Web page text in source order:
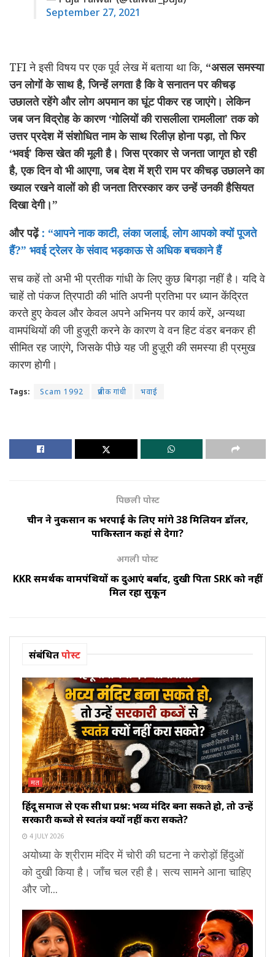
September 27, 2021
TFI ने इसी विषय पर एक पूर्व लेख में बताया था कि, “असल समस्या
उन लोगों के साथ है, जिन्हें लगता है कि वे सनातन पर कीचड़
उछालते रहेंगे और लोग अपमान का घूंट पीकर रह जाएंगे। लेकिन
जब जन विद्रोह के कारण ‘गोलियों की रासलीला रामलीला’ तक को
उत्तर प्रदेश में संशोधित नाम के साथ रिलीज़ होना पड़ा, तो फिर
‘भवई’ किस खेत की मूली है। जिस प्रकार से जनता जागृत हो रही
है, एक दिन वो भी आएगा, जब देश में श्री राम पर कीचड़ उछालने का
ख्याल रखने वालों को ही जनता तिरस्कार कर उन्हें उनकी हैसियत
दिखा देगी।”
और पढ़ें : “आपने नाक काटी, लंका जलाई, लोग आपको क्यों पूजते
हैं?” भवई ट्रेलर के संवाद भड़काऊ से अधिक बचकाने हैं
सच कहें तो अभी भी प्रतीक गांधी के लिए कुछ बिगड़ा नहीं है। यदि वे
चाहें तो पंकज त्रिपाठी की भांति अपनी प्रतिभा पर ध्यान केंद्रित
करते हुए केवल और केवल अपने अभिनय पर कार्य करें, अन्यथा
वामपंथियों की जी हुज़ूरी करने के कारण वे वन हिट वंडर बनकर ही
सीमित रह जाएंगे, जिसके पीछे यह जी हुज़ूरी की समस्या ही प्रमुख
कारण होगी।
Tags: Scam 1992 प्रतीक गांधी भवाई
पिछली पोस्ट
चीन ने नुकसान की भरपाई के लिए मांगे 38 मिलियन डॉलर,
पाकिस्तान कहां से देगा?
अगली पोस्ट
KKR समर्थक वामपंथियों की दुआएं बर्बाद, दुखी पिता SRK को नहीं
मिल रहा सुकून
संबंधितपोस्ट
मत
हिंदू समाज से एक सीधा प्रश्न: भव्य मंदिर बना सकते हो, तो उन्हें
सरकारी कब्जे से स्वतंत्र क्यों नहीं करा सकते?
4 JULY 2026
अयोध्या के श्रीराम मंदिर में चोरी की घटना ने करोड़ों हिंदुओं
को दुखी किया है। जाँच चल रही है। सत्य सामने आना चाहिए
और जो...